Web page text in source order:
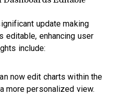
update making
editable, enhancing user
include:
now edit charts within the
more personalized view.